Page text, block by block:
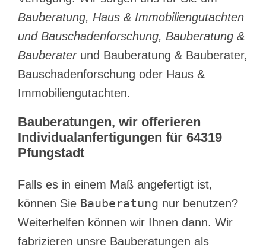
Bauberatung, Haus & Immobiliengutachten
und Bauschadenforschung, Bauberatung &
Bauberaterund Bauberatung & Bauberater,
Bauschadenforschung oder Haus &
Immobiliengutachten.
Bauberatungen, wir offerieren
Individualanfertigungen für 64319
Pfungstadt
Falls es in einem Maß angefertigt ist,
können Sie Bauberatung nur benutzen?
Weiterhelfen können wir Ihnen dann. Wir
fabrizieren unsre Bauberatungen als